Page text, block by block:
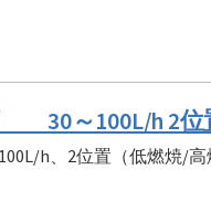
30～100L/h 2位
h、2位置（低燃焼/